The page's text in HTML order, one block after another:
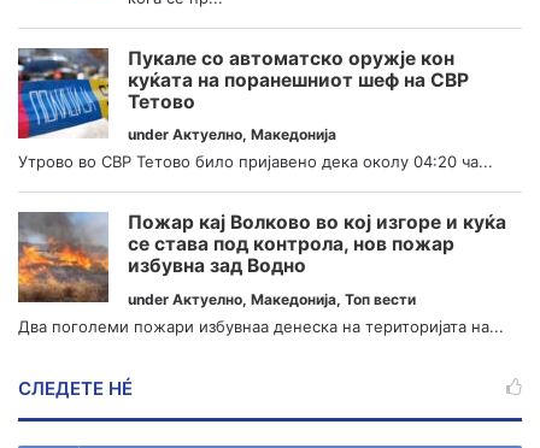
Пукале со автоматско оружје кон
куќата на поранешниот шеф на СВР
Тетово
under Актуелно, Македонија
Утрово во СВР Тетово било пријавено дека околу 04:20 ча...
Пожар кај Волково во кој изгоре и куќа
се става под контрола, нов пожар
избувна зад Водно
under Актуелно, Македонија, Топ вести
Два поголеми пожари избувнаа денеска на територијата на...
СЛЕДЕТЕ НÉ